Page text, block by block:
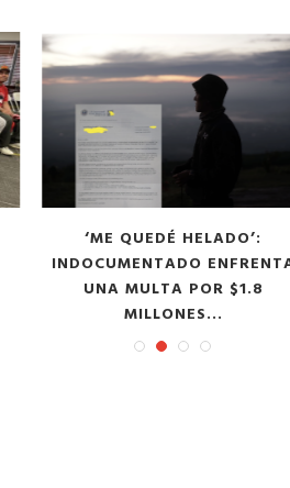
LLEVARÁN A CABO ASESORÍAS
LEGALES